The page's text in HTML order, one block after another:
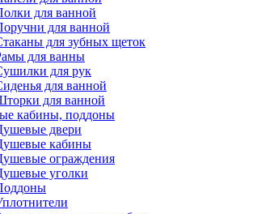
для ванной
для ванной
для зубных щеток
для ванны
для рук
для ванной
для ванной
кабины, поддоны
двери
кабины
ограждения
уголки